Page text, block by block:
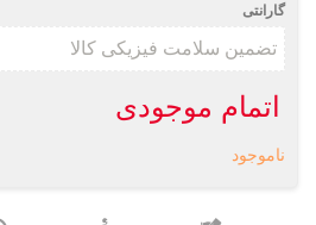
گارانتی
اتمام موجودی
ناموجود